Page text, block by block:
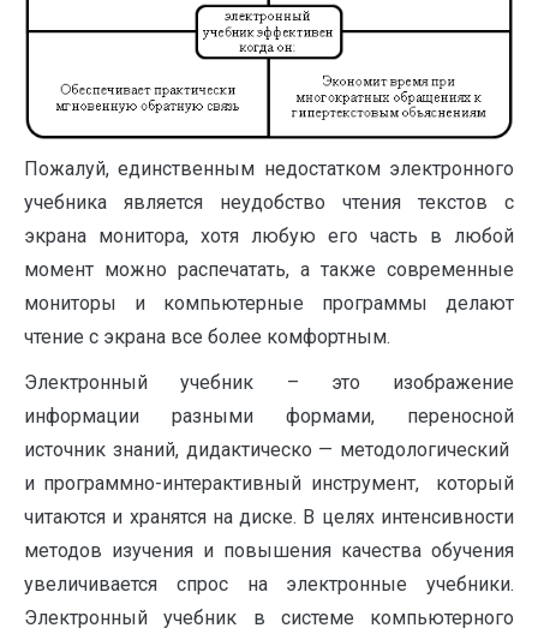
Пожалуй, единственным недостатком электронного
учебника является неудобство чтения текстов с
экрана монитора, хотя любую его часть в любой
момент можно распечатать, а также современные
мониторы и компьютерные программы делают
чтение с экрана все более комфортным.
Электронный учебник – это изображение
информации разными формами, переносной
источник знаний, дидактическо — методологический
и программно-интерактивный инструмент, который
читаются и хранятся на диске. В целях интенсивности
методов изучения и повышения качества обучения
увеличивается спрос на электронные учебники.
Электронный учебник в системе компьютерного